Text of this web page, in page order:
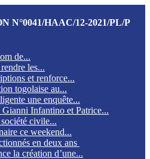
N°0041/HAAC/12-2021/PL/P
de...
les...
et renforce...
togolaise au...
une enquête...
Infantino et Patrice...
civile...
ce weekend...
en deux ans
la création d’une...